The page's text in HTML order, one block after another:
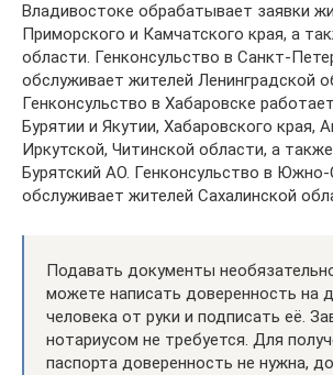
Владивостоке обрабатывает заявки
Приморского и Камчатского края, а
области. Генконсульство в Санкт-
обслуживает жителей Ленинградской
Генконсульство в Хабаровске
Бурятии и Якутии, Хабаровского края,
Иркутской, Читинской области, а
Бурятский АО. Генконсульство в Южно-
обслуживает жителей Сахалинской
Подавать документы
можете написать доверенность на
человека от руки и подписать её.
нотариусом не требуется. Для
паспорта доверенность не нужна,